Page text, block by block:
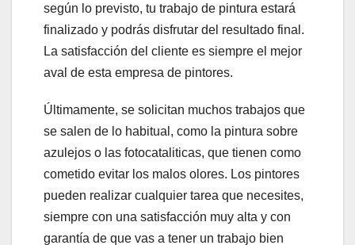
según lo previsto, tu trabajo de pintura estará
finalizado y podrás disfrutar del resultado final.
La satisfacción del cliente es siempre el mejor
aval de esta empresa de pintores.
Últimamente, se solicitan muchos trabajos que
se salen de lo habitual, como la pintura sobre
azulejos o las fotocataliticas, que tienen como
cometido evitar los malos olores. Los pintores
pueden realizar cualquier tarea que necesites,
siempre con una satisfacción muy alta y con
garantía de que vas a tener un trabajo bien